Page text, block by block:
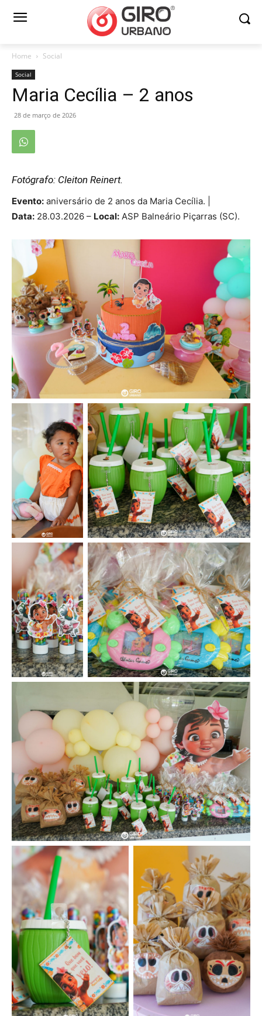
Home Social
Social
Maria Cecília – 2 anos
28 de março de 2026
Fotógrafo: Cleiton Reinert.
Evento: aniversário de 2 anos da Maria Cecília. |
Data: 28.03.2026 – Local: ASP Balneário Piçarras (SC).